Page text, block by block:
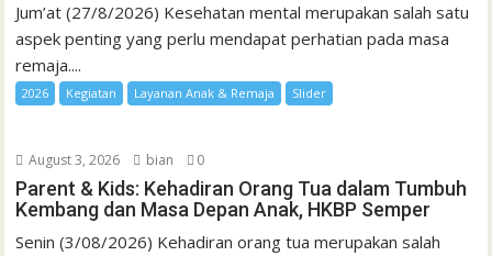
Jum’at (27/8/2026) Kesehatan mental merupakan salah satu
aspek penting yang perlu mendapat perhatian pada masa
remaja....
2026 Kegiatan Layanan Anak & Remaja Slider
August 3, 2026 bian 0
Parent & Kids: Kehadiran Orang Tua dalam Tumbuh
Kembang dan Masa Depan Anak, HKBP Semper
Senin (3/08/2026) Kehadiran orang tua merupakan salah